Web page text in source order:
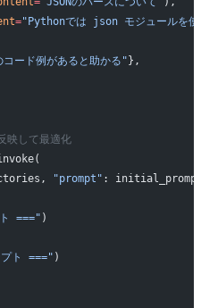
="Pythonでは json モジュールを使
コード例があると助かる"},
映して最適化
"prompt" :
===" )
プト ===" )